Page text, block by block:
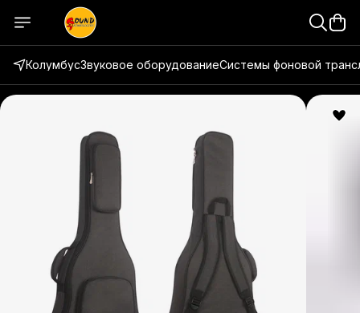
КолумбусЗвуковое оборудованиеСистемы фоновой